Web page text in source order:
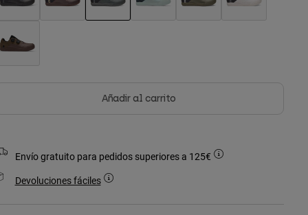
Añadir al carrito
Envío gratuito para pedidos superiores a 125€
Devoluciones fáciles